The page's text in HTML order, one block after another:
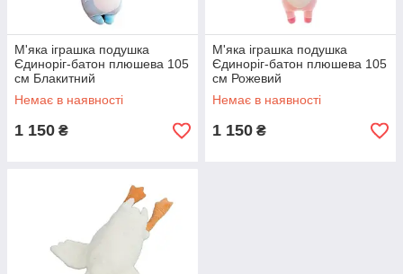
М'яка іграшка подушка
Єдиноріг-батон плюшева 105
см Блакитний
Немає в наявності
1 150 ₴
М'яка іграшка подушка
Єдиноріг-батон плюшева 105
см Рожевий
Немає в наявності
1 150 ₴